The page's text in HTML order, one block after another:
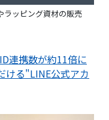
ラッピング資材の販売
連携数が約11倍に
ける"LINE公式アカ